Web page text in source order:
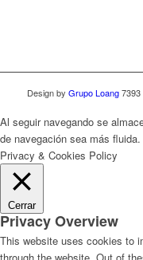
Design by Grupo Loang7393
Al seguir navegando se
de navegación sea más fluida.
Privacy & Cookies Policy
Cerrar
Privacy Overview
This website uses cookies to
through the website. Out of